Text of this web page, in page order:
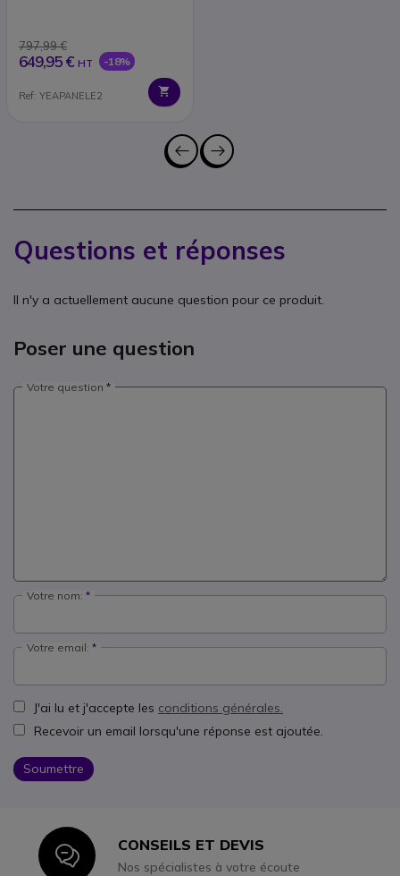
797,99 €
649,95 € HT -18%
Ref: YEAPANELE2
Questions et réponses
Il n'y a actuellement aucune question pour ce produit.
Poser une question
Votre question
Votre nom:
Votre email:
J'ai lu et j'accepte les conditions générales.
Recevoir un email lorsqu'une réponse est ajoutée.
Soumettre
IconCONSEILS ET DEVIS
Nos spécialistes à votre écoute